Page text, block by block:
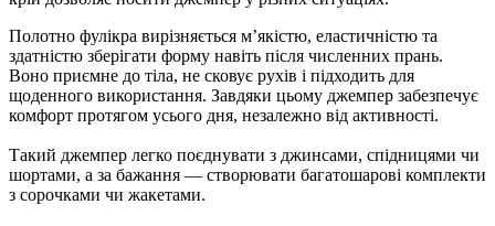
Полотно фулікра вирізняється м’якістю, еластичністю та
здатністю зберігати форму навіть після численних прань.
Воно приємне до тіла, не сковує рухів і підходить для
щоденного використання. Завдяки цьому джемпер забезпечує
комфорт протягом усього дня, незалежно від активності.
Такий джемпер легко поєднувати з джинсами, спідницями чи
шортами, а за бажання — створювати багатошарові комплекти
з сорочками чи жакетами.